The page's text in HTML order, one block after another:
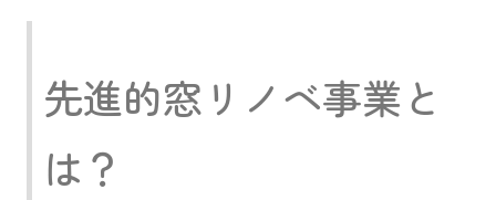
先進的窓リノベ事業と
は？